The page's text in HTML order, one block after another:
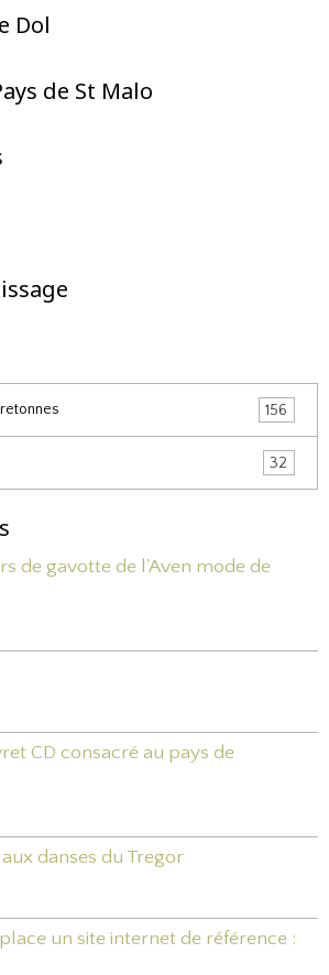
Dol
de St Malo
156
32
de gavotte de l'Aven mode de
CD consacré au pays de
danses du Tregor
un site internet de référence :